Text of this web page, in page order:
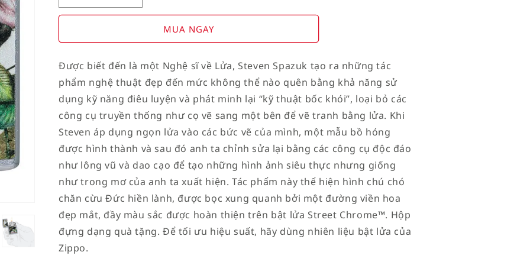
quantity
American
on
Flag
quantity
American
on
Flag
MUA NGAY
Được biết đến là một Nghệ sĩ về Lửa, Steven Spazuk tạo ra những tác
phẩm nghệ thuật đẹp đến mức không thể nào quên bằng khả năng sử
dụng kỹ năng điêu luyện và phát minh lại “kỹ thuật bốc khói”, loại bỏ các
công cụ truyền thống như cọ vẽ sang một bên để vẽ tranh bằng lửa. Khi
Steven áp dụng ngọn lửa vào các bức vẽ của mình, một mẫu bồ hóng
được hình thành và sau đó anh ta chỉnh sửa lại bằng các công cụ độc đáo
như lông vũ và dao cạo để tạo những hình ảnh siêu thực nhưng giống
như trong mơ của anh ta xuất hiện. Tác phẩm này thể hiện hình chú chó
chăn cừu Đức hiền lành, được bọc xung quanh bởi một đường viền hoa
đẹp mắt, đầy màu sắc được hoàn thiện trên bật lửa Street Chrome™. Hộp
đựng dạng quà tặng. Để tối ưu hiệu suất, hãy dùng nhiên liệu bật lửa của
Zippo.